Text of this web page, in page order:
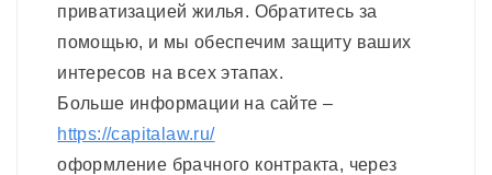
приватизацией жилья. Обратитесь за
помощью, и мы обеспечим защиту ваших
интересов на всех этапах.
Больше информации на сайте –
https://capitalaw.ru/
оформление брачного контракта, через